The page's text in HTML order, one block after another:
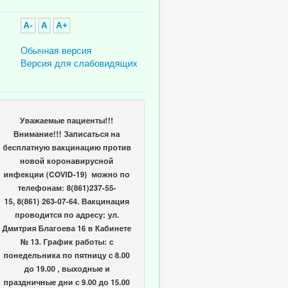
A- A A+
Обычная версия
Версия для слабовидящих
Уважаемые пациенты!!!
Внимание!!! Записаться на
бесплатную вакцинацию против
новой коронавирусной
инфекции (COVID-19) можно по
телефонам: 8(861)237-55-
15, 8(861) 263-07-64. Вакцинация
проводится по адресу: ул.
Дмитрия Благоева 16 в Кабинете
№ 13. График работы: с
понедельника по пятницу с 8.00
до 19.00 , выходные и
праздничные дни с 9.00 до 15.00